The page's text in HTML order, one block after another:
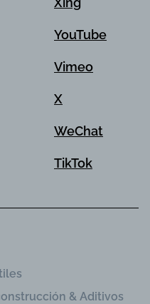
YouTube
Vimeo
X
WeChat
TikTok
& Aditivos